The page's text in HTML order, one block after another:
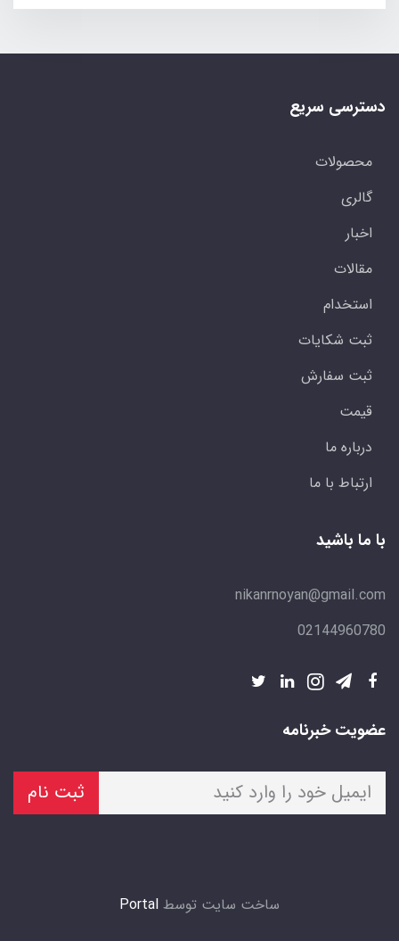
دسترسی سریع
محصولات
گالری
اخبار
مقالات
استخدام
ثبت شکایات
ثبت سفارش
قیمت
درباره ما
ارتباط با ما
با ما باشید
nikanrnoyan@gmail.com
02144960780
عضویت خبرنامه
ثبت نام
ساخت سایت توسط Portal